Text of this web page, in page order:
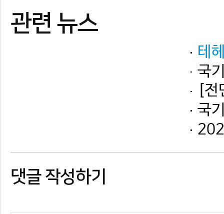
댓글 작성하기